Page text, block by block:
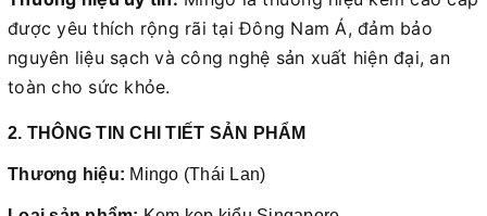
được yêu thích rộng rãi tại Đông Nam Á, đảm bảo
nguyên liệu sạch và công nghệ sản xuất hiện đại, an
toàn cho sức khỏe.
2. THÔNG TIN CHI TIẾT SẢN PHẨM
Thương hiệu: Mingo (Thái Lan)